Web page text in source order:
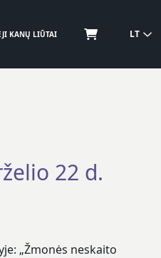
KANŲ LIŪTAI LT
22 d.
„Žmonės neskaito